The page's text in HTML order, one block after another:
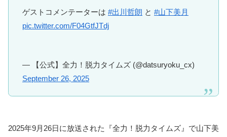
ゲストコメンテーターは #出川哲朗 と #山下美月
pic.twitter.com/F04GtfJTdj
— 【公式】全力！脱力タイムズ (@datsuryoku_cx)
September 26, 2025
2025年9月26日に放送された『全力！脱力タイムズ』で山下美